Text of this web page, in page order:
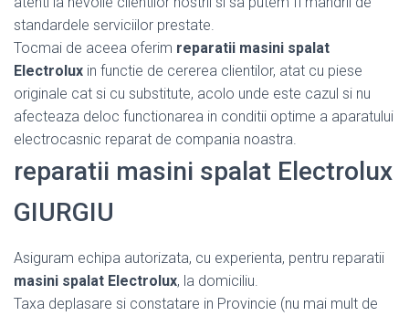
standardele serviciilor prestate.
Tocmai de aceea oferim reparatii masini spalat
Electrolux in functie de cererea clientilor, atat cu piese
originale cat si cu substitute, acolo unde este cazul si nu
afecteaza deloc functionarea in conditii optime a aparatului
electrocasnic reparat de compania noastra.
reparatii masini spalat Electrolux
GIURGIU
Asiguram echipa autorizata, cu experienta, pentru reparatii
masini spalat Electrolux, la domiciliu.
Taxa deplasare si constatare in Provincie (nu mai mult de